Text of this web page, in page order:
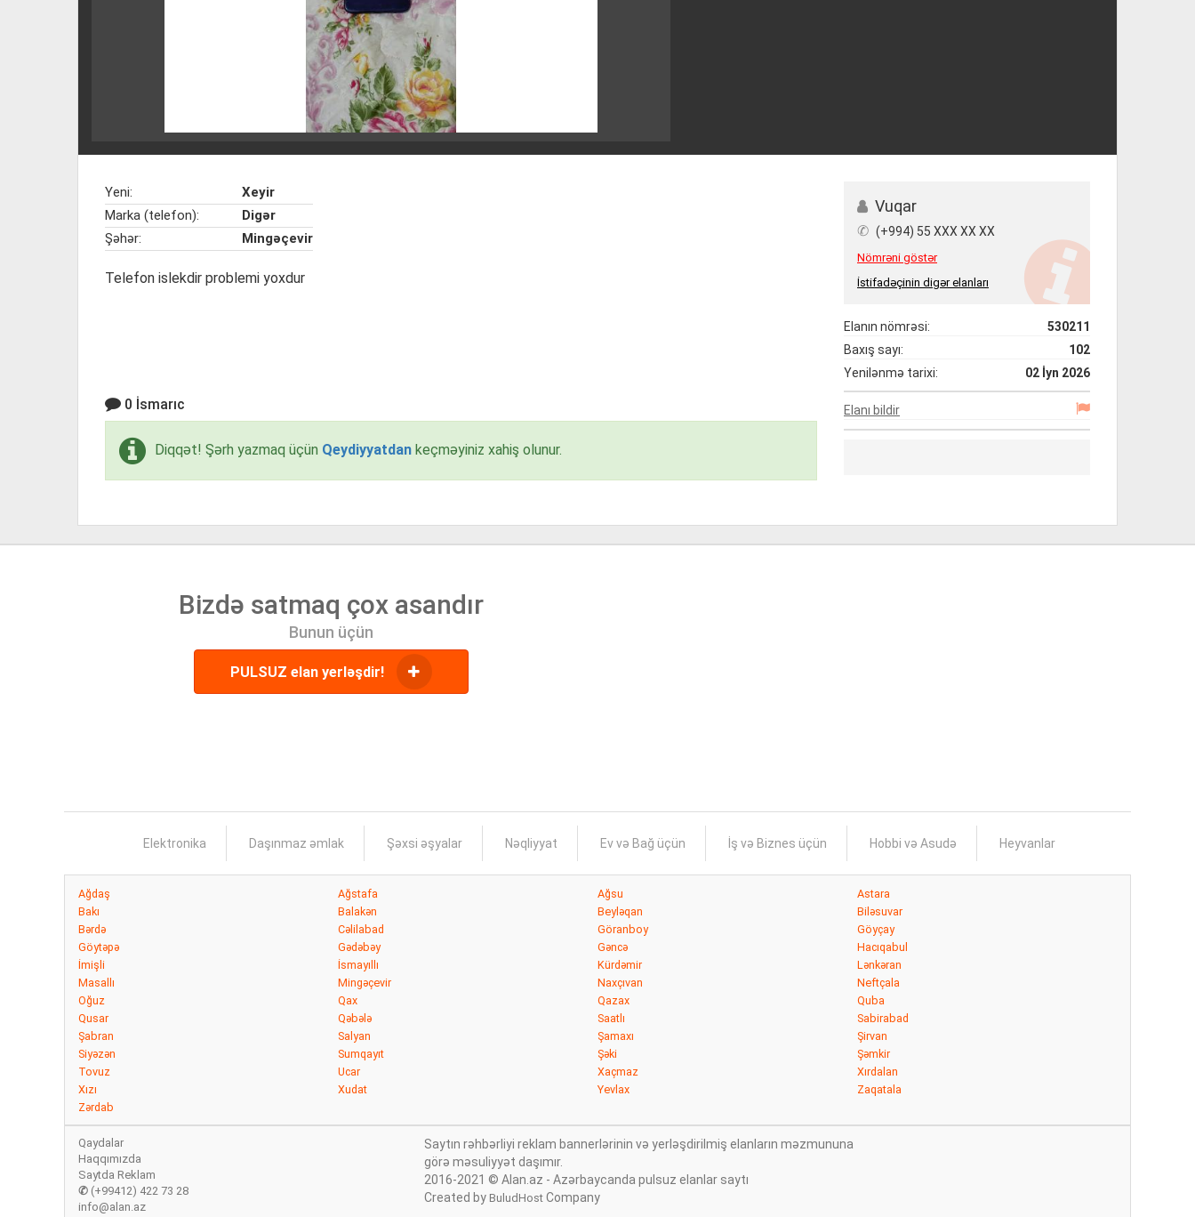
Yeni:
Xeyir
Marka (telefon):
Digər
Şəhər:
Mingəçevir
Telefon islekdir problemi yoxdur
Vuqar
✆ (+994) 55 XXX XX XX
Nömrəni göstər
İstifadəçinin digər elanları
Elanın nömrəsi:
530211
Baxış sayı:
102
Yenilənmə tarixi:
02 İyn 2026
Elanı bildir
0 İsmarıc
Diqqət! Şərh yazmaq üçün Qeydiyyatdan keçməyiniz xahiş olunur.
Bizdə satmaq çox asandır
Bunun üçün
PULSUZ elan yerləşdir!
Elektronika Daşınmaz əmlak Şəxsi əşyalar Nəqliyyat Ev və Bağ üçün İş və Biznes üçün Hobbi və Asudə Heyvanlar
Ağdaş Ağstafa Ağsu
Astara
Bakı
Balakən Beyləqan
Biləsuvar
Bərdə
Cəlilabad Göranboy
Göyçay
Göytəpə
Gədəbəy Gəncə
Hacıqabul
İmişli
İsmayıllı Kürdəmir
Lənkəran
Masallı
Mingəçevir Naxçıvan
Neftçala
Oğuz
Qax Qazax
Quba
Qusar
Qəbələ Saatlı
Sabirabad
Şabran
Salyan Şamaxı
Şirvan
Siyəzən
Sumqayıt Şəki
Şəmkir
Tovuz
Ucar Xaçmaz
Xırdalan
Xızı
Xudat Yevlax
Zaqatala
Zərdab
Qaydalar
Haqqımızda
Saytda Reklam
✆ (+99412) 422 73 28
info@alan.az
Saytın rəhbərliyi reklam bannerlərinin və yerləşdirilmiş elanların məzmununa
görə məsuliyyət daşımır.
2016-2021 © Alan.az - Azərbaycanda pulsuz elanlar saytı
Created by BuludHost Company